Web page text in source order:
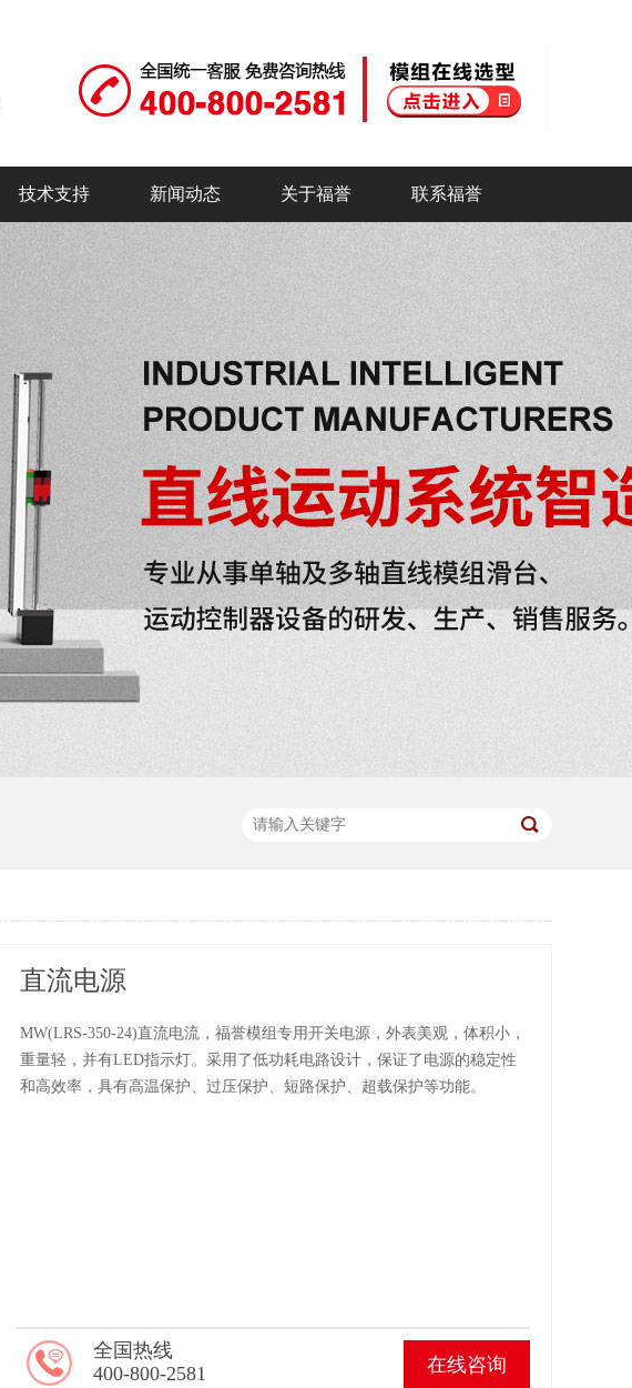
技术支持 新闻动态 关于福誉 联系福誉
直流电源
MW(LRS-350-24)直流电流，福誉模组专用开关电源，外表美观，体积小，
重量轻，并有LED指示灯。采用了低功耗电路设计，保证了电源的稳定性
和高效率，具有高温保护、过压保护、短路保护、超载保护等功能。
在线咨询
全国热线
400-800-2581